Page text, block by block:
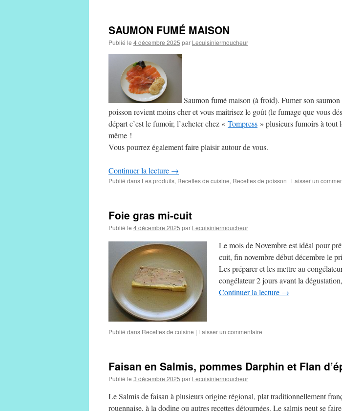
SAUMON FUMÉ MAISON
Publié le 4 décembre 2025 par Lecuisiniermoucheur
Saumon fumé maison (à froid). Fumer son
poisson revient moins cher et vous maitrisez le goût (le fumage que vous
départ c’est le fumoir, l’acheter chez « Tompress » plusieurs fumoirs à tout
même !
Vous pourrez également faire plaisir autour de vous.
Continuer la lecture →
Publié dans Les produits, Recettes de cuisine, Recettes de poisson | Laisser un
Foie gras mi-cuit
Publié le 4 décembre 2025 par Lecuisiniermoucheur
Le mois de Novembre est idéal pour
cuit, fin novembre début décembre le
Les préparer et les mettre au
congélateur 2 jours avant la
Continuer la lecture →
Publié dans Recettes de cuisine | Laisser un commentaire
Faisan en Salmis, pommes Darphin et Flan
Publié le 3 décembre 2025 par Lecuisiniermoucheur
Le Salmis de faisan à plusieurs origine régional, plat traditionnellement
rouennaise, à la dodine ou autres recettes détournées. Le salmis peut se